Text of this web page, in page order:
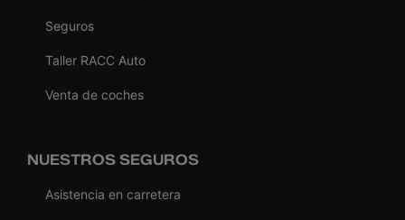
Seguros
Taller RACC Auto
Venta de coches
NUESTROS SEGUROS
Asistencia en carretera